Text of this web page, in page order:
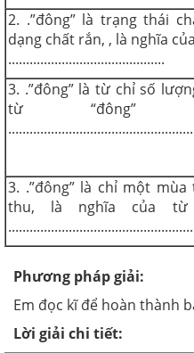
2. .”đông” là trạng thái
dạng chất rắn, , là nghĩa
............................................
3. .”đông” là từ chỉ số
từ “đông”
3. .”đông” là chỉ một
thu, là nghĩa của từ
Phương pháp giải:
Em đọc kĩ để hoàn thành
Lời giải chi tiết: